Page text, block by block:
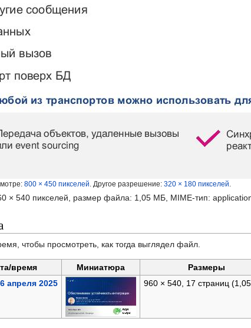
800 × 450 пикселей Другое разрешение: 320 × 180 пикселей
× 540 пикселей, размер файла: 1,05 МБ, MIME-тип:
чтобы просмотреть, как тогда выглядел файл.
время Миниатюра Размеры
апреля 2025 960 × 540, 17 страниц